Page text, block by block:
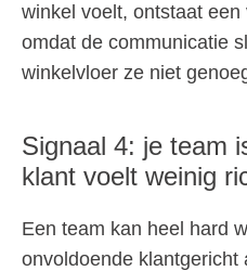
winkel voelt, ontstaat
omdat de communicatie
winkelvloer ze niet
Signaal 4: je team
klant voelt weinig
Een team kan heel hard
onvoldoende klantgericht